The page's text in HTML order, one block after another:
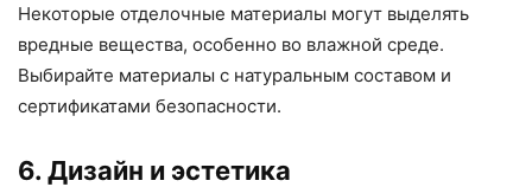
Некоторые отделочные материалы могут выделять
вредные вещества, особенно во влажной среде.
Выбирайте материалы с натуральным составом и
сертификатами безопасности.
6. Дизайн и эстетика